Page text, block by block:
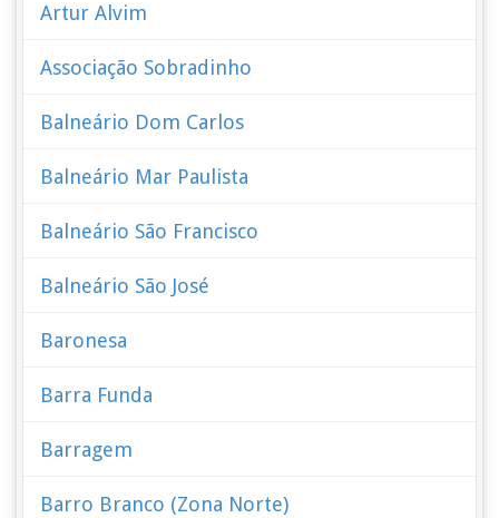
Artur Alvim
Associação Sobradinho
Balneário Dom Carlos
Balneário Mar Paulista
Balneário São Francisco
Balneário São José
Baronesa
Barra Funda
Barragem
Barro Branco (Zona Norte)